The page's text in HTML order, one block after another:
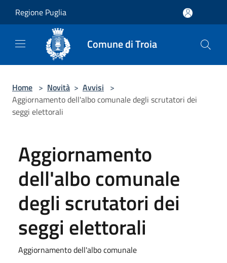
Regione Puglia
Comune di Troia
Home > Novità > Avvisi >
Aggiornamento dell'albo comunale degli scrutatori dei
seggi elettorali
Aggiornamento
dell'albo comunale
degli scrutatori dei
seggi elettorali
Aggiornamento dell'albo comunale